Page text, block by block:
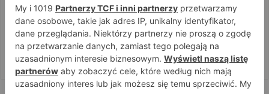
Don Kasjo poznał rywala na FAME 32. Bartosz Szachta
przeciwnikiem Króla
6 sierpnia 2026
Niepokonany Włodarczyk zawalczy o ranking! Na XTB
KSW 122 zmierzy się z Paivą